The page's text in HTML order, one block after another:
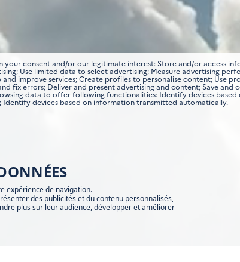
your consent and/or our legitimate interest: Store and/or access
Use limited data to select advertising; Measure advertising
improve services; Create profiles to personalise content; Use
fix errors; Deliver and present advertising and content; Save and
data to offer following functionalities: Identify devices
devices based on information transmitted automatically.
expérience de navigation.
des publicités et du contenu personnalisés,
plus sur leur audience, développer et améliorer